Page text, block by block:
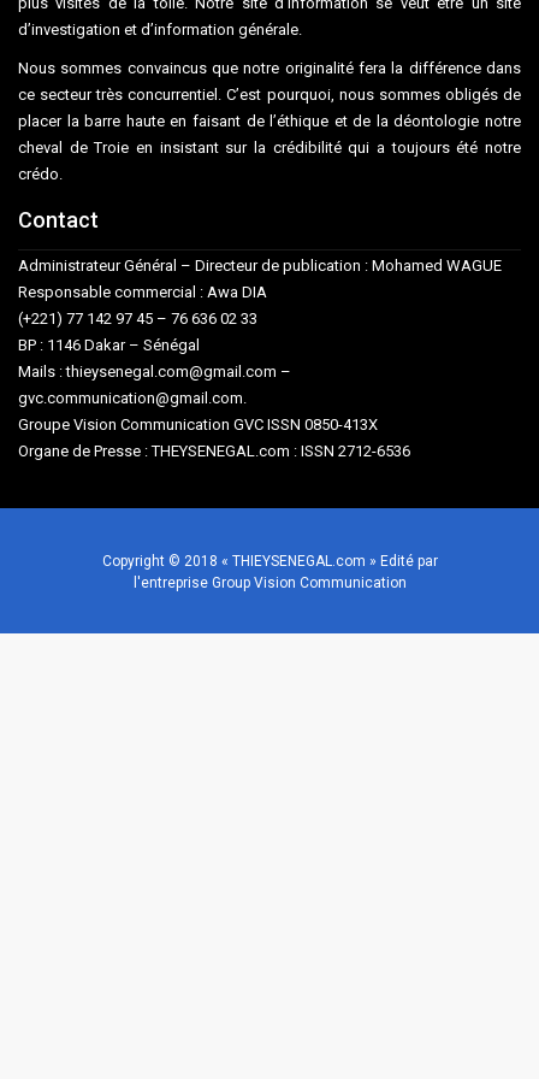
d’investigation et d’information générale.
Nous sommes convaincus que notre originalité fera la différence dans
ce secteur très concurrentiel. C’est pourquoi, nous sommes obligés de
placer la barre haute en faisant de l’éthique et de la déontologie notre
cheval de Troie en insistant sur la crédibilité qui a toujours été notre
crédo.
Contact
Administrateur Général – Directeur de publication : Mohamed WAGUE
Responsable commercial : Awa DIA
(+221) 77 142 97 45 – 76 636 02 33
BP : 1146 Dakar – Sénégal
Mails : thieysenegal.com@gmail.com –
gvc.communication@gmail.com.
Groupe Vision Communication GVC ISSN 0850-413X
Organe de Presse : THEYSENEGAL.com : ISSN 2712-6536
Copyright © 2018 « THIEYSENEGAL.com » Edité par
l'entreprise Group Vision Communication